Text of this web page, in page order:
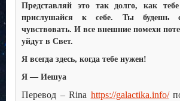
Представляй это так долго, как
прислушайся к себе. Ты будешь
чувствовать. И все внешние помехи
уйдут в Свет.
Я всегда здесь, когда тебе нужен!
Я — Иешуа
Перевод – Rina https://galactika.info/